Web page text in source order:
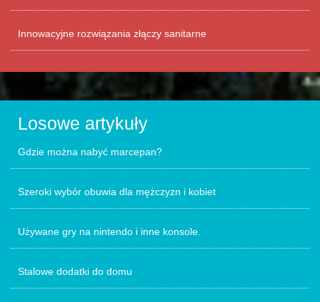
Innowacyjne rozwiązania złączy sanitarne
Losowe artykuły
Gdzie można nabyć marcepan?
Szeroki wybór obuwia dla mężczyzn i kobiet
Używane gry na nintendo i inne konsole.
Stalowe dodatki do domu